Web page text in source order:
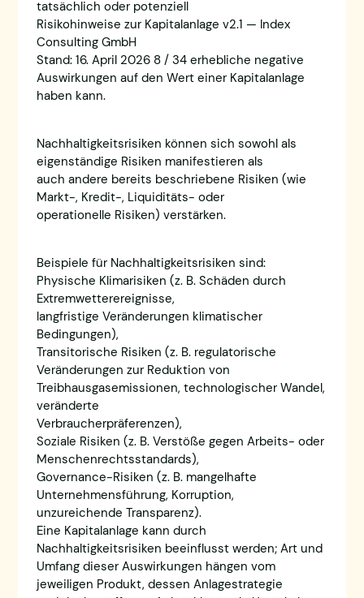
tatsächlich oder potenziell
Risikohinweise zur Kapitalanlage v2.1 — Index
Consulting GmbH
Stand: 16. April 2026 8 / 34 erhebliche negative
Auswirkungen auf den Wert einer Kapitalanlage
haben kann.
Nachhaltigkeitsrisiken können sich sowohl als
eigenständige Risiken manifestieren als
auch andere bereits beschriebene Risiken (wie
Markt-, Kredit-, Liquiditäts- oder
operationelle Risiken) verstärken.
Beispiele für Nachhaltigkeitsrisiken sind:
Physische Klimarisiken (z. B. Schäden durch
Extremwetterereignisse,
langfristige Veränderungen klimatischer
Bedingungen),
Transitorische Risiken (z. B. regulatorische
Veränderungen zur Reduktion von
Treibhausgasemissionen, technologischer Wandel,
veränderte
Verbraucherpräferenzen),
Soziale Risiken (z. B. Verstöße gegen Arbeits- oder
Menschenrechtsstandards),
Governance-Risiken (z. B. mangelhafte
Unternehmensführung, Korruption,
unzureichende Transparenz).
Eine Kapitalanlage kann durch
Nachhaltigkeitsrisiken beeinflusst werden; Art und
Umfang dieser Auswirkungen hängen vom
jeweiligen Produkt, dessen Anlagestrategie